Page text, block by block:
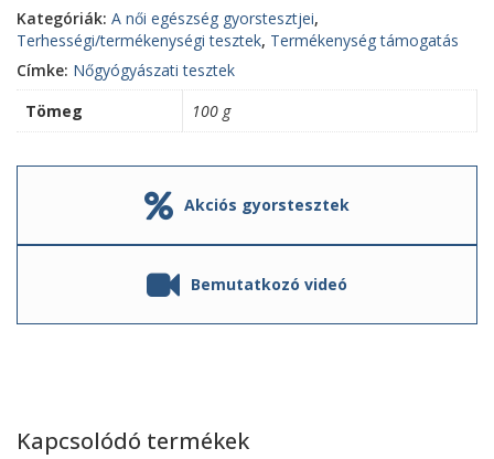
Kategóriák: A női egészség gyorstesztjei,
Terhességi/termékenységi tesztek, Termékenység támogatás
Címke: Nőgyógyászati tesztek
Tömeg
100 g
Akciós gyorstesztek
Bemutatkozó videó
Kapcsolódó termékek